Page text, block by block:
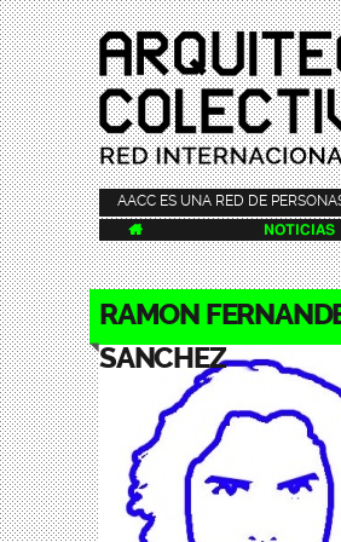
AACC ES UNA RED DE
 NOTICIAS
RAMON
SANCHEZ